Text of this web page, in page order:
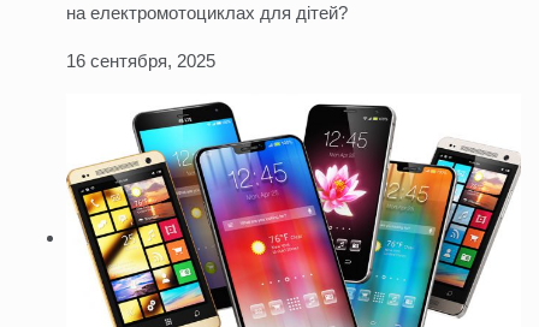
на електромотоциклах для дітей?
16 сентября, 2025